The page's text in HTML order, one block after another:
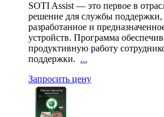
SOTI Assist — это первое в
решение для службы поддержки,
разработанное и
устройств. Программа
продуктивную работу
поддержки. ...
Запросить цену